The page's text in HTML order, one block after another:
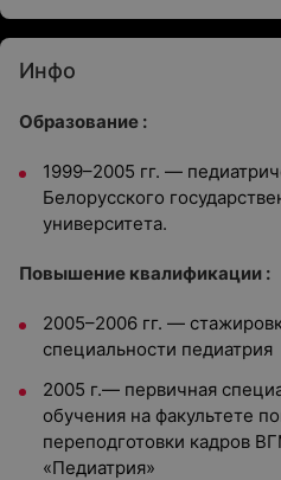
Инфо
Образование :
1999–2005 гг. —
Белорусского
университета.
Повышение квалификации :
2005–2006 гг. —
специальности педиатрия
2005 г.— первичная
обучения на факультете
переподготовки кадров
«Педиатрия»